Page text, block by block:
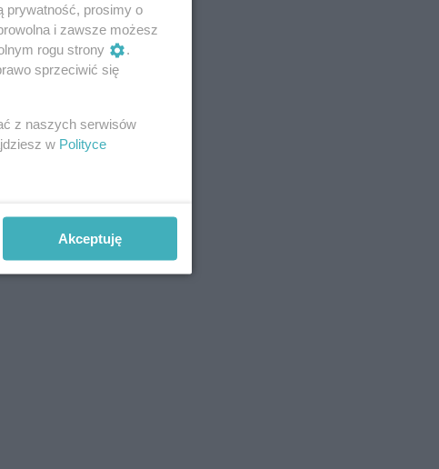
prywatność, prosimy o
i zawsze możesz
rogu strony
.
sprzeciwić się
z naszych serwisów
w Polityce
Akceptuję